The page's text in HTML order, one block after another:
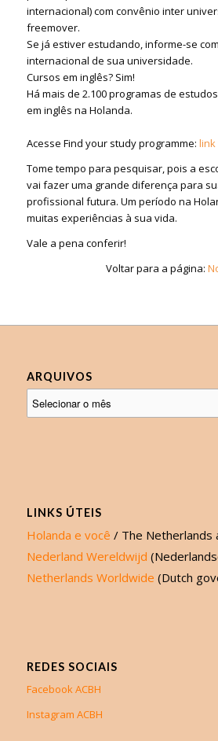
internacional) com convênio inter
freemover.
Se já estiver estudando, informe-se
internacional de sua universidade.
Cursos em inglês? Sim!
Há mais de 2.100 programas de
em inglês na Holanda.
Acesse Find your study programme: link
Tome tempo para pesquisar, pois a
vai fazer uma grande diferença para
profissional futura. Um período na
muitas experiências à sua vida.
Vale a pena conferir!
Voltar para a página:
ARQUIVOS
LINKS ÚTEIS
Holanda e você / The Netherlands
Nederland Wereldwijd
Netherlands Worldwide (Dutch
REDES SOCIAIS
Facebook ACBH
Instagram ACBH